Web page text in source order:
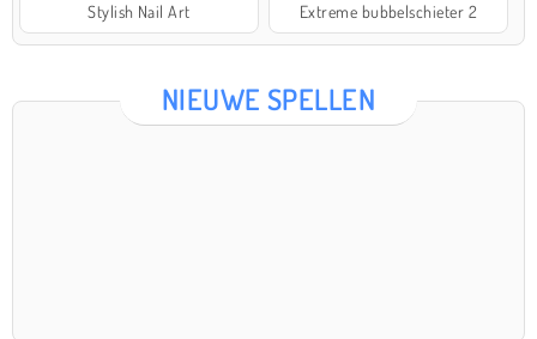
Stylish Nail Art Extreme bubbelschieter 2
NIEUWE SPELLEN